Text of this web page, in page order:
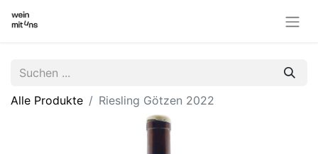
Alle Produkte Riesling Götzen 2022